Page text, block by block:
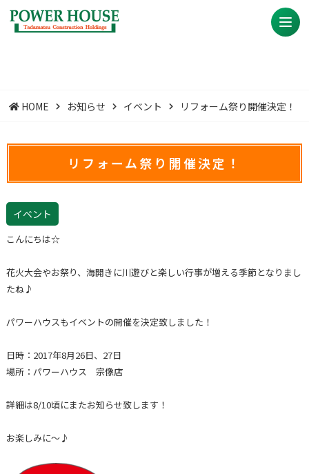
HOME お知らせ イベント リフォーム祭り開催決定！
リフォーム祭り開催決定！
イベント
こんにちは☆
花火大会やお祭り、海開きに川遊びと楽しい行事が増える季節となりまし
たね♪
パワーハウスもイベントの開催を決定致しました！
日時：2017年8月26日、27日
場所：パワーハウス 宗像店
詳細は8/10頃にまたお知らせ致します！
お楽しみに～♪